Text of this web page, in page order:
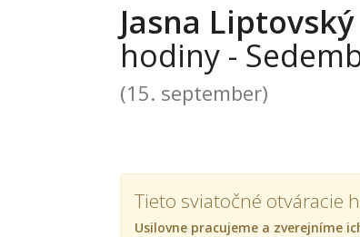
Jasna
hodiny -
(15. september)
Tieto sviatočné otváracie
Usilovne pracujeme a zverejníme